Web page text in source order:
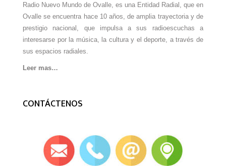
Radio Nuevo Mundo de Ovalle, es una Entidad Radial, que en
Ovalle se encuentra hace 10 años, de amplia trayectoria y de
prestigio nacional, que impulsa a sus radioescuchas a
interesarse por la música, la cultura y el deporte, a través de
sus espacios radiales.
Leer mas…
CONTÁCTENOS